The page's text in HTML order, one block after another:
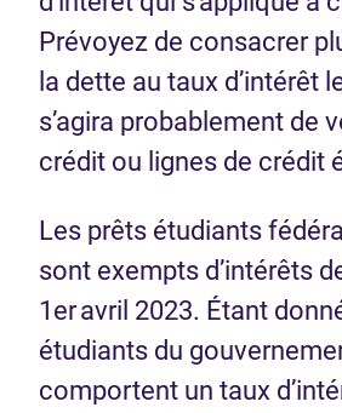
Prévoyez de consacrer
la dette au taux d’intérêt
s’agira probablement de
crédit ou lignes de crédit
Les prêts étudiants
sont exempts d’intérêts
1er avril 2023. Étant
étudiants du
comportent un taux